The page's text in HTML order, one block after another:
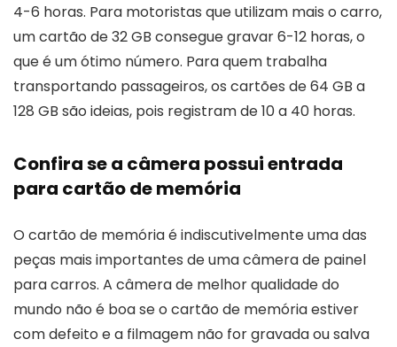
4-6 horas. Para motoristas que utilizam mais o carro,
um cartão de 32 GB consegue gravar 6-12 horas, o
que é um ótimo número. Para quem trabalha
transportando passageiros, os cartões de 64 GB a
128 GB são ideias, pois registram de 10 a 40 horas.
Confira se a câmera possui entrada
para cartão de memória
O cartão de memória é indiscutivelmente uma das
peças mais importantes de uma câmera de painel
para carros. A câmera de melhor qualidade do
mundo não é boa se o cartão de memória estiver
com defeito e a filmagem não for gravada ou salva